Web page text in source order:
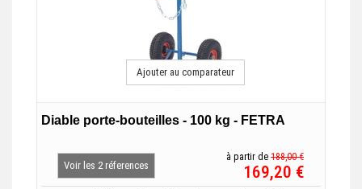
Diable porte-bouteilles - 100 kg - FETRA
Voir les 2 réferences
à partir de 188,00 €
169,20 €
Ajouter au comparateur